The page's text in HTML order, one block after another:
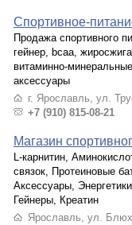
Спортивное-
Продажа спортивного
гейнер, bcaa,
витаминно-
аксессуары
г. Ярославль, ул.
+7 (910) 815-08-21
Магазин
L-карнитин,
связок, Протеиновые
Аксессуары,
Гейнеры, Креатин
Ярославль, ул.